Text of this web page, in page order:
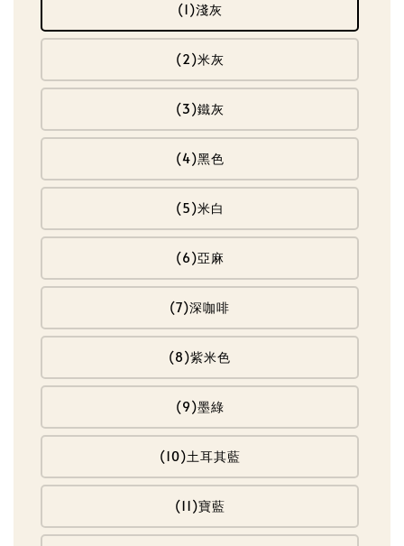
(1)淺灰
(2)米灰
(3)鐵灰
(4)黑色
(5)米白
(6)亞麻
(7)深咖啡
(8)紫米色
(9)墨綠
(10)土耳其藍
(11)寶藍